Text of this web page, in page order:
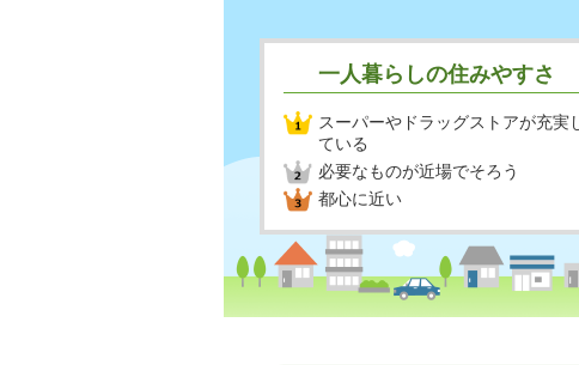
一人暮らしの住みやすさ
スーパーやドラッグストアが充実
ている
必要なものが近場でそろう
都心に近い